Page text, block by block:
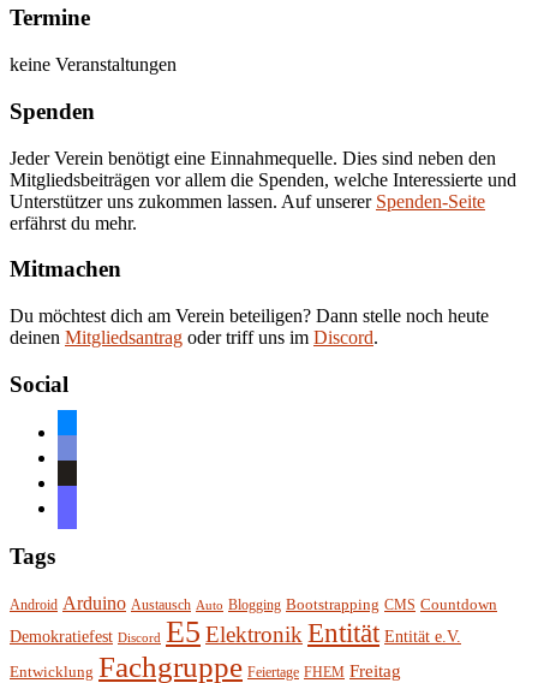
Termine
keine Veranstaltungen
Spenden
Jeder Verein benötigt eine Einnahmequelle. Dies sind neben den
Mitgliedsbeiträgen vor allem die Spenden, welche Interessierte und
Unterstützer uns zukommen lassen. Auf unserer Spenden-Seite
erfährst du mehr.
Mitmachen
Du möchtest dich am Verein beteiligen? Dann stelle noch heute
deinen Mitgliedsantrag oder triff uns im Discord.
Social
Tags
Android Arduino Austausch Auto Blogging Bootstrapping CMS Countdown
Demokratiefest Discord E5 Elektronik Entität Entität e.V.
Entwicklung Fachgruppe Feiertage FHEM Freitag